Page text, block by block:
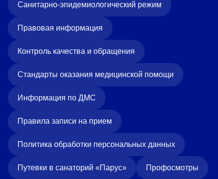
Санитарно-эпидемиологический режим
Правовая информация
Контроль качества и обращения
Стандарты оказания медицинской помощи
Информация по ДМС
Правила записи на прием
Политика обработки персональных данных
Путевки в санаторий «Парус» Профосмотры